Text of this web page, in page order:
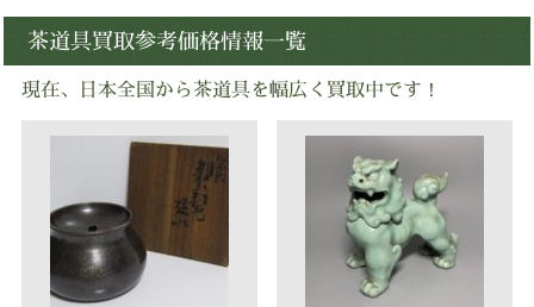
茶道具買取参考価格情報一覧
現在、日本全国から茶道具を幅広く買取中です！